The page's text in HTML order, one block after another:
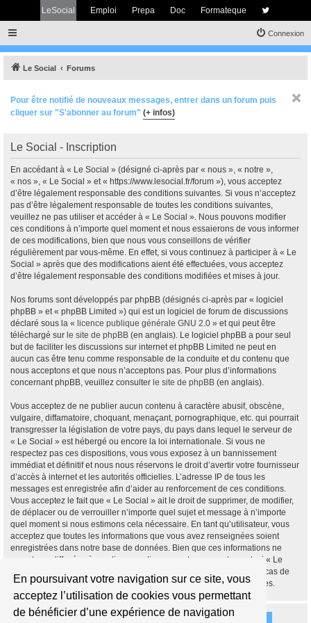
En poursuivant votre navigation sur ce site, vous
acceptez l’utilisation de cookies vous permettant
de bénéficier d’une expérience de navigation
LeSocial Emploi Prepa Doc Formateque
Connexion
Le Social Forums
Pour être notifié de nouveaux messages, entrer dans un forum puis
cliquer sur "S'abonner au forum" (+ infos)
Le Social - Inscription
En accédant à « Le Social » (désigné ci-après par « nous », « notre »,
« nos », « Le Social » et « https://www.lesocial.fr/forum »), vous acceptez
d’être légalement responsable des conditions suivantes. Si vous n’acceptez
pas d’être légalement responsable de toutes les conditions suivantes,
veuillez ne pas utiliser et accéder à « Le Social ». Nous pouvons modifier
ces conditions à n’importe quel moment et nous essaierons de vous informer
de ces modifications, bien que nous vous conseillons de vérifier
régulièrement par vous-même. En effet, si vous continuez à participer à « Le
Social » après que des modifications aient été effectuées, vous acceptez
d’être légalement responsable des conditions modifiées et mises à jour.
Nos forums sont développés par phpBB (désignés ci-après par « logiciel
phpBB » et « phpBB Limited ») qui est un logiciel de forum de discussions
déclaré sous la « licence publique générale GNU 2.0 » et qui peut être
téléchargé sur le site de phpBB (en anglais). Le logiciel phpBB a pour seul
but de faciliter les discussions sur internet et phpBB Limited ne peut en
aucun cas être tenu comme responsable de la conduite et du contenu que
nous acceptons et que nous n’acceptons pas. Pour plus d’informations
concernant phpBB, veuillez consulter le site de phpBB (en anglais).
Vous acceptez de ne publier aucun contenu à caractère abusif, obscène,
vulgaire, diffamatoire, choquant, menaçant, pornographique, etc. qui pourrait
transgresser la législation de votre pays, du pays dans lequel le serveur de
« Le Social » est hébergé ou encore la loi internationale. Si vous ne
respectez pas ces dispositions, vous vous exposez à un bannissement
immédiat et définitif et nous nous réservons le droit d’avertir votre fournisseur
d’accès à internet et les autorités officielles. L’adresse IP de tous les
messages est enregistrée afin d’aider au renforcement de ces conditions.
Vous acceptez le fait que « Le Social » ait le droit de supprimer, de modifier,
de déplacer ou de verrouiller n’importe quel sujet et message à n’importe
quel moment si nous estimons cela nécessaire. En tant qu’utilisateur, vous
acceptez que toutes les informations que vous avez renseignées soient
enregistrées dans notre base de données. Bien que ces informations ne
seront pas diffusées à une tierce partie sans votre consentement, ni « Le
Social », ni phpBB, ne pourront être tenus comme responsables en cas de
tentative de piratage informatique visant à compromettre vos données.